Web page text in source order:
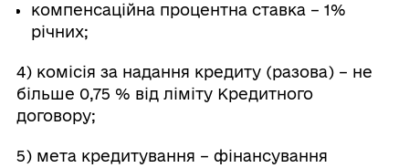
компенсаційна процентна ставка – 1%
річних;
4) комісія за надання кредиту (разова) – не
більше 0,75 % від ліміту Кредитного
договору;
5) мета кредитування – фінансування